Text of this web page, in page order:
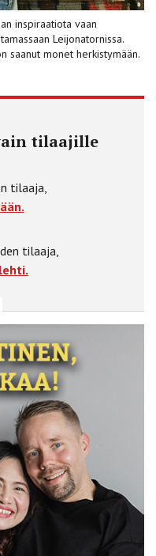
inspiraatiota vaan
Leijonatornissa.
saanut monet herkistymään.
tilaajille
tilaaja,
tilaaja,